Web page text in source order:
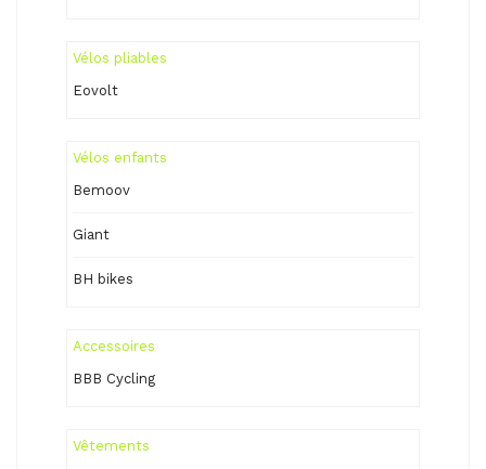
Vélos pliables
Eovolt
Vélos enfants
Bemoov
Giant
BH bikes
Accessoires
BBB Cycling
Vêtements